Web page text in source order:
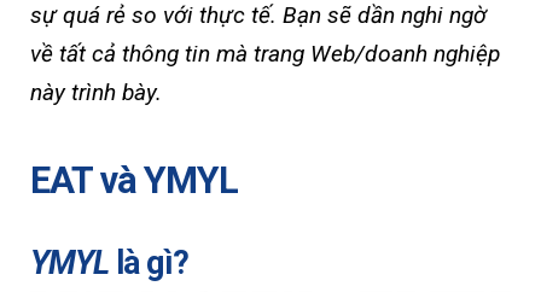
sự quá rẻ so với thực tế. Bạn sẽ dần nghi ngờ
về tất cả thông tin mà trang Web/doanh nghiệp
này trình bày.
EAT và YMYL
YMYL là gì?